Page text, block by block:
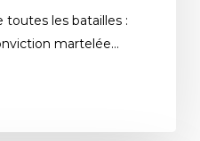
toutes les batailles :
martelée…